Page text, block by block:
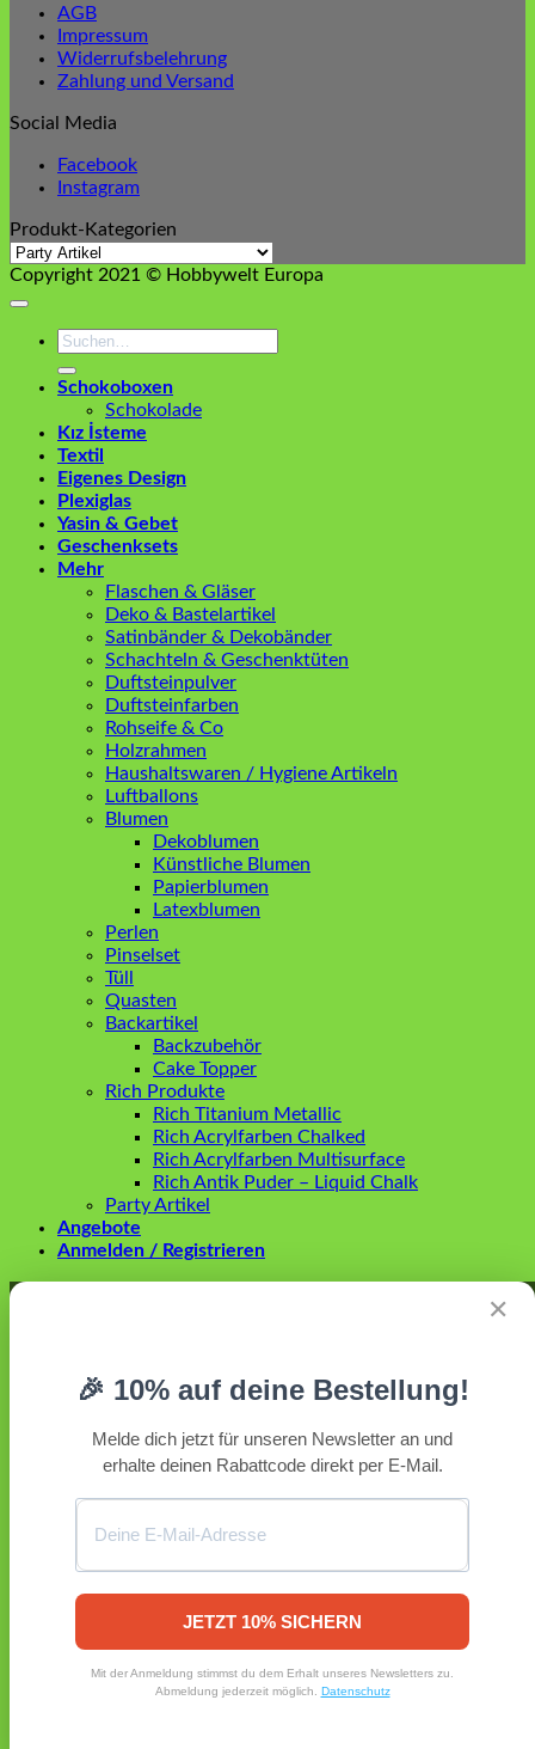
AGB
Impressum
Widerrufsbelehrung
Zahlung und Versand
Social Media
Facebook
Instagram
Produkt-Kategorien
Copyright 2021 © Hobbywelt Europa
Suchen
Schokoboxen
Schokolade
Kız İsteme
Textil
Eigenes Design
Plexiglas
Yasin & Gebet
Geschenksets
Mehr
Flaschen & Gläser
Deko & Bastelartikel
Satinbänder & Dekobänder
Schachteln & Geschenktüten
Duftsteinpulver
Duftsteinfarben
Rohseife & Co
Holzrahmen
Haushaltswaren / Hygiene Artikeln
Luftballons
Blumen
Dekoblumen
Künstliche Blumen
Papierblumen
Latexblumen
Perlen
Pinselset
Tüll
Quasten
Backartikel
Backzubehör
Cake Topper
Rich Produkte
Rich Titanium Metallic
Rich Acrylfarben Chalked
Rich Acrylfarben Multisurface
Rich Antik Puder – Liquid Chalk
Party Artikel
Angebote
Anmelden / Registrieren
✕
🎉 10% auf deine Bestellung!
Melde dich jetzt für unseren Newsletter an und
erhalte deinen Rabattcode direkt per E-Mail.
JETZT 10% SICHERN
Mit der Anmeldung stimmst du dem Erhalt unseres Newsletters zu.
Abmeldung jederzeit möglich. Datenschutz
Anmelden
Angemeldet bleiben Anmelden
Registrieren
Erforderlich
E-Mail-Adresse gesendet.